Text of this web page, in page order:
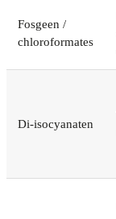
Fosgeen /
chloroformates
Di-isocyanaten